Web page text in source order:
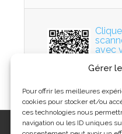
Gérer
Pour offrir les meilleures
cookies pour stocker et/ou
ces technologies nous
navigation ou les ID uniques
avec
commune.